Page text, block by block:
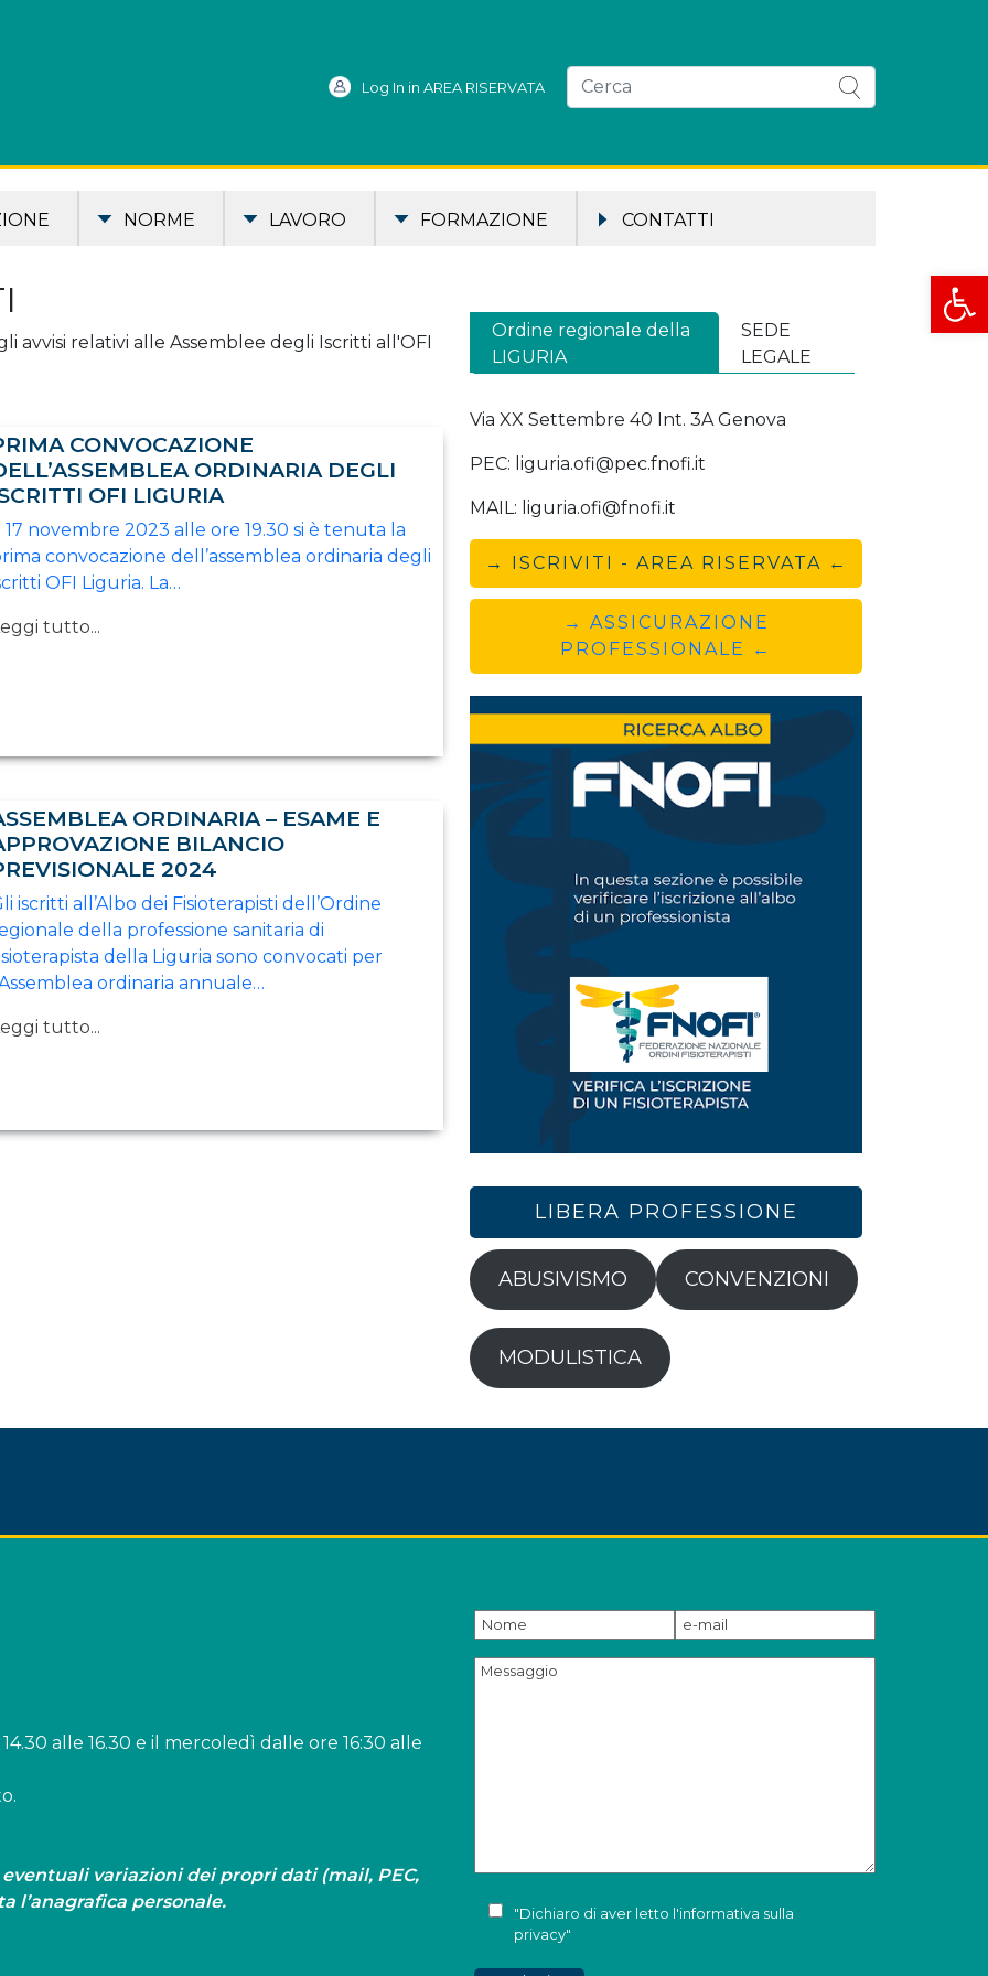
Apri
Log In in AREA RISERVATA
NORME LAVORO FORMAZIONE CONTATTI
avvisi relativi alle Assemblee degli Iscritti all'OFI
CONVOCAZIONE
ORDINARIA DEGLI
OFI LIGURIA
17 novembre 2023 alle ore 19.30 si è tenuta la
convocazione dell’assemblea ordinaria degli
OFI Liguria. La…
tutto...
ORDINARIA – ESAME E
BILANCIO
2024
iscritti all’Albo dei Fisioterapisti dell’Ordine
della professione sanitaria di
della Liguria sono convocati per
ordinaria annuale…
tutto...
Ordine regionale della
LIGURIA
SEDE
LEGALE
Via XX Settembre 40 Int. 3A Genova
PEC: liguria.ofi@pec.fnofi.it
MAIL: liguria.ofi@fnofi.it
→ ISCRIVITI - AREA RISERVATA ←
→ ASSICURAZIONE
PROFESSIONALE ←
LIBERA PROFESSIONE
ABUSIVISMO CONVENZIONI
MODULISTICA
alle 16.30 e il mercoledì dalle ore 16:30 alle
variazioni dei propri dati (mail, PEC,
l’anagrafica personale.
"Dichiaro di aver letto l'informativa sulla
privacy"